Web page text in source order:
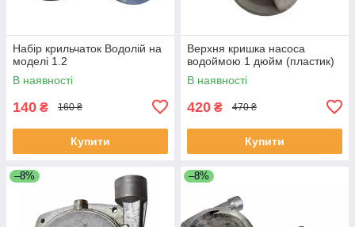
Набір крильчаток Водолій на
моделі 1.2
В наявності
140 ₴ 160 ₴
Купити
Верхня кришка насоса
водоймою 1 дюйм (пластик)
В наявності
420 ₴ 470 ₴
Купити
–8% –8%